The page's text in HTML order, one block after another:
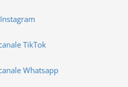
TikTok
Whatsapp